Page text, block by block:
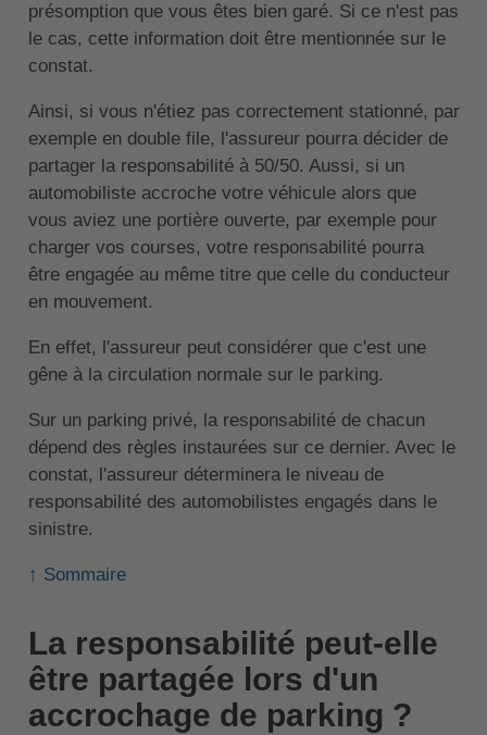
présomption que vous êtes bien garé. Si ce n'est pas
le cas, cette information doit être mentionnée sur le
constat.
Ainsi, si vous n'étiez pas correctement stationné, par
exemple en double file, l'assureur pourra décider de
partager la responsabilité à 50/50. Aussi, si un
automobiliste accroche votre véhicule alors que
vous aviez une portière ouverte, par exemple pour
charger vos courses, votre responsabilité pourra
être engagée au même titre que celle du conducteur
en mouvement.
En effet, l'assureur peut considérer que c'est une
gêne à la circulation normale sur le parking.
Sur un parking privé, la responsabilité de chacun
dépend des règles instaurées sur ce dernier. Avec le
constat, l'assureur déterminera le niveau de
responsabilité des automobilistes engagés dans le
sinistre.
↑ Sommaire
La responsabilité peut-elle
être partagée lors d'un
accrochage de parking ?